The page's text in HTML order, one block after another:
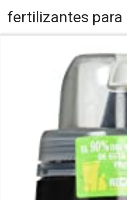
fertilizantes para